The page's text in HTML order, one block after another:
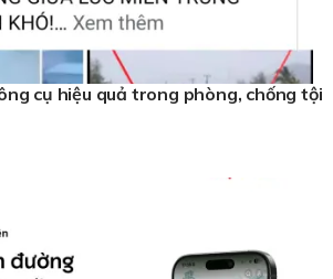
cụ hiệu quả trong phòng, chống tội